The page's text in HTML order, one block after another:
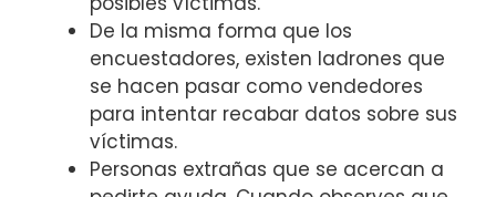
De la misma forma que los
encuestadores, existen ladrones que
se hacen pasar como vendedores
para intentar recabar datos sobre sus
víctimas.
Personas extrañas que se acercan a